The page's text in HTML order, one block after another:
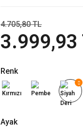
3.999,93
4.705,80 TL
Renk
Ayak